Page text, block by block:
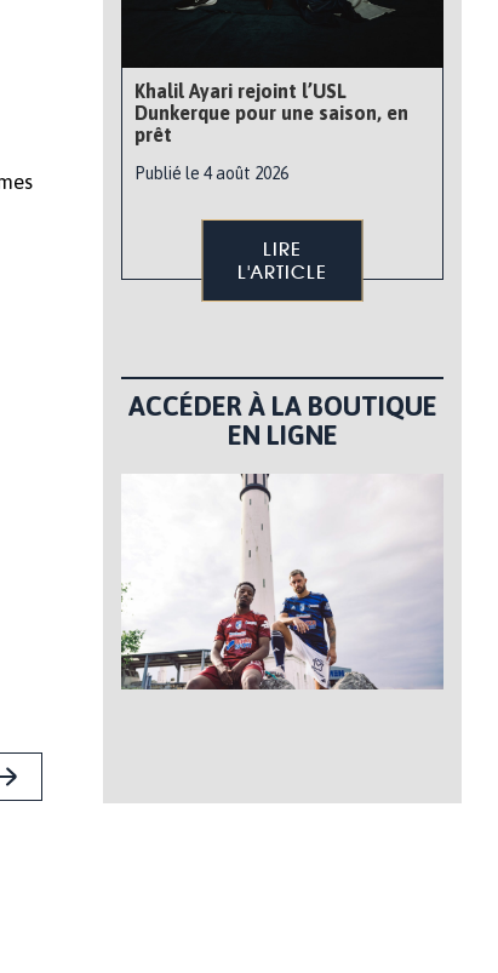
Khalil Ayari rejoint l’USL
Dunkerque pour une saison, en
prêt
Publié le 4 août 2026
LIRE
L'ARTICLE
ACCÉDER À LA BOUTIQUE
EN LIGNE